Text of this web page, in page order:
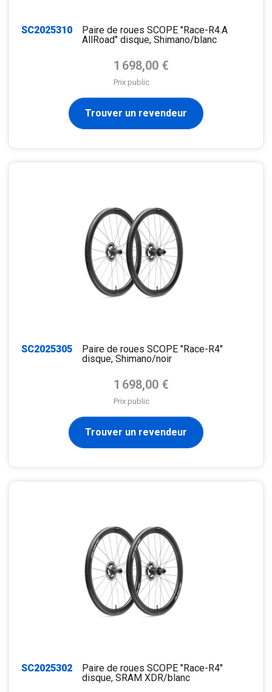
SC2025310
Paire de roues SCOPE "Race-R4.A
AllRoad" disque, Shimano/blanc
Prix de base
1 698,00 €
Prix public
Trouver un revendeur
SC2025305
Paire de roues SCOPE "Race-R4"
disque, Shimano/noir
Prix de base
1 698,00 €
Prix public
Trouver un revendeur
SC2025302
Paire de roues SCOPE "Race-R4"
disque, SRAM XDR/blanc